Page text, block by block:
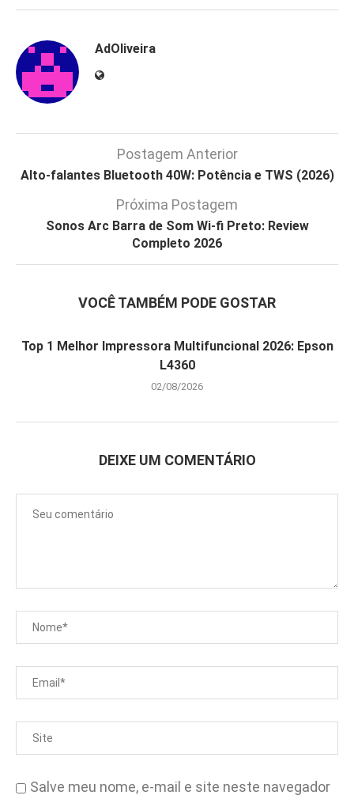
AdOliveira
Postagem Anterior
Alto-falantes Bluetooth 40W: Potência e TWS (2026)
Próxima Postagem
Sonos Arc Barra de Som Wi-fi Preto: Review
Completo 2026
VOCÊ TAMBÉM PODE GOSTAR
Top 1 Melhor Impressora Multifuncional 2026: Epson
L4360
02/08/2026
DEIXE UM COMENTÁRIO
Salve meu nome, e-mail e site neste navegador